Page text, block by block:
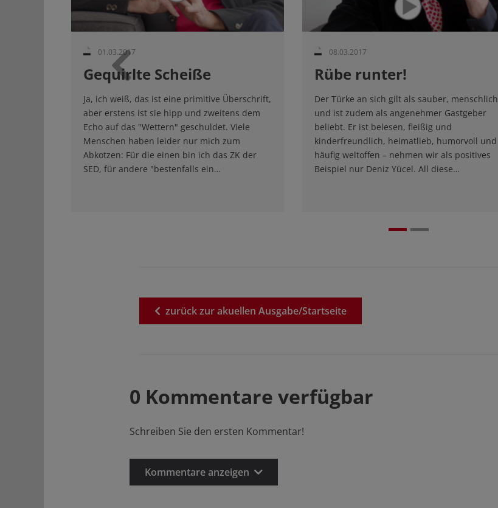
01.03.2017
Gequirlte Scheiße
Ja, ich weiß, das ist eine primitive Überschrift,
aber erstens ist sie hipp und zweitens dem
Echo auf das "Wettern" geschuldet. Viele
Menschen haben leider nur mich zum
Abkotzen: Für die einen bin ich das ZK der
SED, für andere "bestenfalls ein…
08.03.2017
Rübe runter!
Der Türke an sich gilt als sauber, menschlich
und ist zudem als angenehmer Gastgeber
beliebt. Er ist belesen, fleißig und
kinderfreundlich, heimatlieb, humorvoll und
häufig weltoffen – nehmen wir als positives
Beispiel nur Deniz Yücel. All diese…
Zurück
zurückzurakuellen Ausgabe/Startseite
0 Kommentare verfügbar
Schreiben Sie den ersten Kommentar!
Kommentare anzeigen